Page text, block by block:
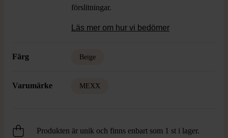
förslitningar.
Läs mer om hur vi bedömer
Färg Beige
Varumärke MEXX
Produkten är unik och finns enbart som 1 st i lager.